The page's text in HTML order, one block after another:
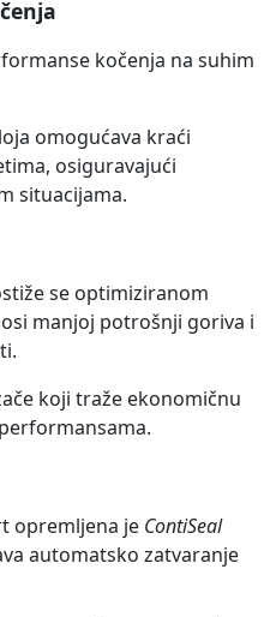
kočenja na suhim
omogućava kraći
osiguravajući
situacijama.
se optimiziranom
manjoj potrošnji goriva i
koji traže ekonomičnu
opremljena je ContiSeal
automatsko zatvaranje